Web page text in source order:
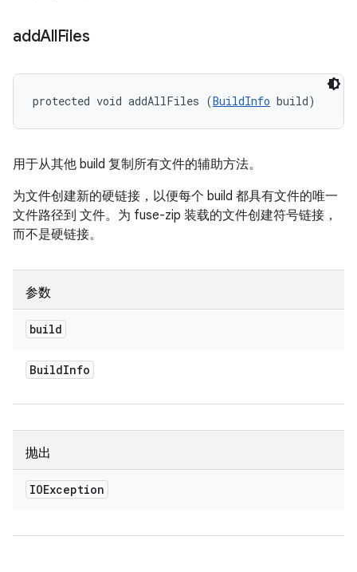
addAllFiles
protected void addAllFiles (BuildInfo build)
用于从其他 build 复制所有文件的辅助方法。
为文件创建新的硬链接，以便每个 build 都具有文件的唯一
文件路径到 文件。为 fuse-zip 装载的文件创建符号链接，
而不是硬链接。
参数
build
BuildInfo
抛出
IOException